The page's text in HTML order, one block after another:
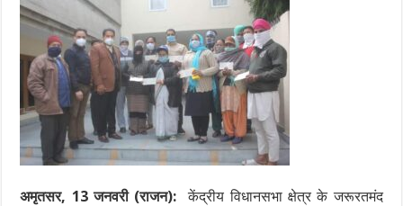
अमृतसर, 13 जनवरी (राजन):
केंद्रीय विधानसभा क्षेत्र के जरूरतमंद